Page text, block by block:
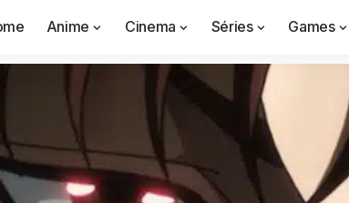
Anime Cinema Séries Games